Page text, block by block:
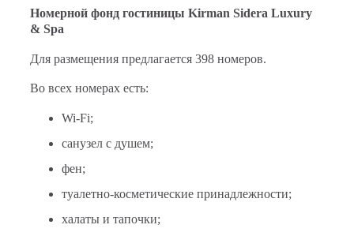
Номерной фонд гостиницы Kirman Sidera Luxury
& Spa
Для размещения предлагается 398 номеров.
Во всех номерах есть:
Wi-Fi;
санузел с душем;
фен;
туалетно-косметические принадлежности;
халаты и тапочки;